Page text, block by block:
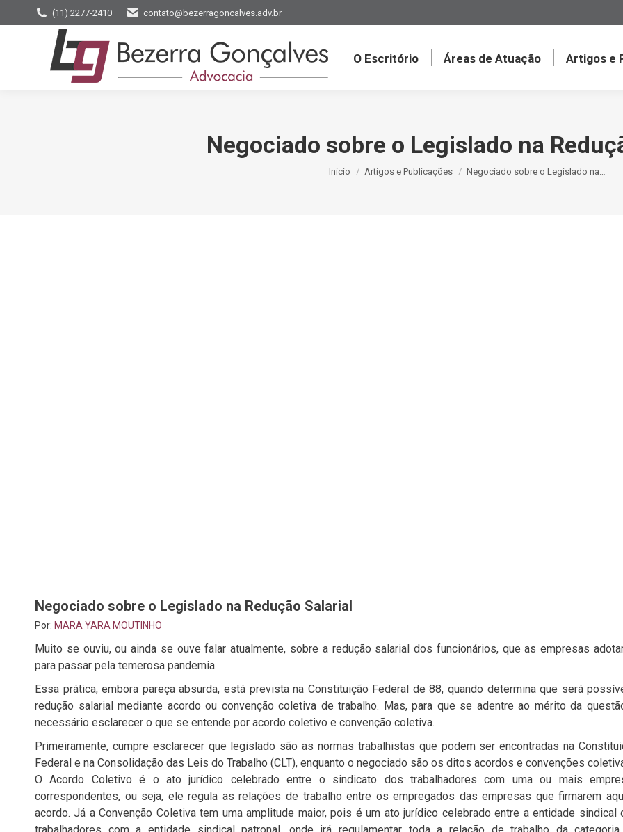
(11) 2277-2410 contato@bezerragoncalves.adv.br
O Escritório Áreas de Atuação Artigos e
Negociado sobre o Legislado na
Você está aqui:
Início Artigos e Publicações Negociado sobre o Legislado na…
Negociado sobre o Legislado na Redução Salarial
Por: MARA YARA MOUTINHO
Muito se ouviu, ou ainda se ouve falar atualmente, sobre a redução salarial dos funcionários, que as empresas
para passar pela temerosa pandemia.
Essa prática, embora pareça absurda, está prevista na Constituição Federal de 88, quando determina que será
redução salarial mediante acordo ou convenção coletiva de trabalho. Mas, para que se adentre ao mérito da
necessário esclarecer o que se entende por acordo coletivo e convenção coletiva.
Primeiramente, cumpre esclarecer que legislado são as normas trabalhistas que podem ser encontradas na
Federal e na Consolidação das Leis do Trabalho (CLT), enquanto o negociado são os ditos acordos e convenções
O Acordo Coletivo é o ato jurídico celebrado entre o sindicato dos trabalhadores com uma ou mais
correspondentes, ou seja, ele regula as relações de trabalho entre os empregados das empresas que firmarem
acordo. Já a Convenção Coletiva tem uma amplitude maior, pois é um ato jurídico celebrado entre a entidade sindical
trabalhadores com a entidade sindical patronal, onde irá regulamentar toda a relação de trabalho da